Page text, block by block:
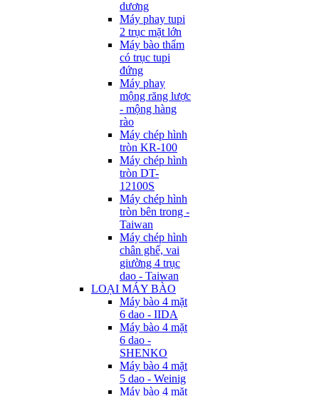
dương
Máy phay tupi
2 trục mặt lớn
Máy bào thẩm
có trục tupi
đứng
Máy phay
mộng răng lược
- mộng hàng
rào
Máy chép hình
tròn KR-100
Máy chép hình
tròn DT-
12100S
Máy chép hình
tròn bên trong -
Taiwan
Máy chép hình
chân ghế, vai
giường 4 trục
dao - Taiwan
LOẠI MÁY BÀO
Máy bào 4 mặt
6 dao - IIDA
Máy bào 4 mặt
6 dao -
SHENKO
Máy bào 4 mặt
5 dao - Weinig
Máy bào 4 mặt